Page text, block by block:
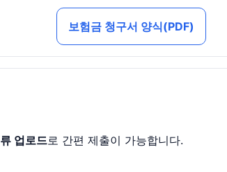
보험금 청구서 양식(PDF)
업로드로 간편 제출이 가능합니다.